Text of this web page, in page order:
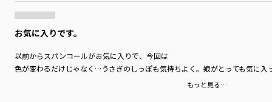
お気に入りです。
以前からスパンコールがお気に入りで、今回は
色が変わるだけじゃなく…うさぎのしっぽも気持ちよく。娘がとっても気に入
もっと見る…